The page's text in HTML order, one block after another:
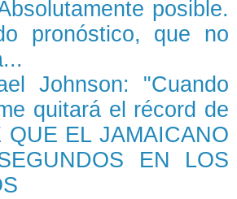
posible.
pronóstico, que no
Johnson: "Cuando
quitará el récord de
QUE EL JAMAICANO
EN LOS